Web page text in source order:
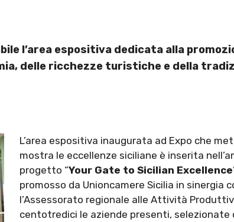
l’area espositiva dedicata alla
delle ricchezze turistiche e della
L’area espositiva inaugurata ad Expo che
mostra le eccellenze siciliane è inserita
progetto “Your Gate to Sicilian Excellence
promosso da Unioncamere Sicilia in sinergia
l’Assessorato regionale alle Attività
centotredici le aziende presenti, selezionate